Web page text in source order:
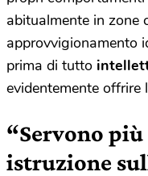
abitualmente in zone
approvvigionamento
prima di tutto
evidentemente offrire
“Servono più
istruzione